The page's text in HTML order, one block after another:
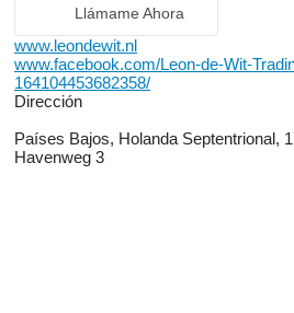
Llámame Ahora
www.leondewit.nl
www.facebook.com/Leon-de-Wit-
164104453682358/
Dirección
Países Bajos, Holanda Septentrional,
Havenweg 3